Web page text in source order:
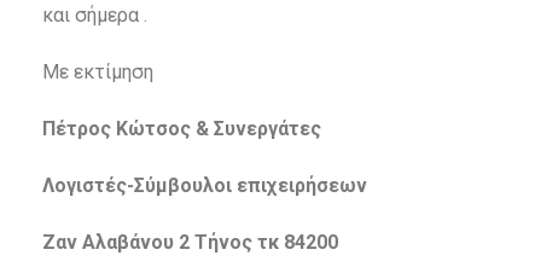
και σήμερα .
Με εκτίμηση
Πέτρος Κώτσος & Συνεργάτες
Λογιστές-Σύμβουλοι επιχειρήσεων
Ζαν Αλαβάνου 2 Τήνος τκ 84200